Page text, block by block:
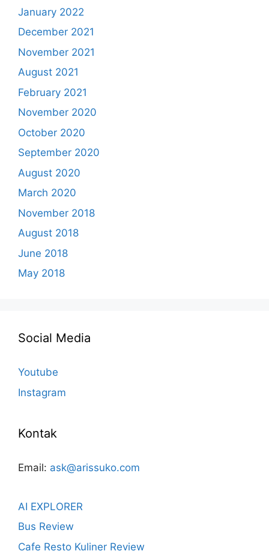
January 2022
December 2021
November 2021
August 2021
February 2021
November 2020
October 2020
September 2020
August 2020
March 2020
November 2018
August 2018
June 2018
May 2018
Social Media
Youtube
Instagram
Kontak
Email: ask@arissuko.com
AI EXPLORER
Bus Review
Cafe Resto Kuliner Review